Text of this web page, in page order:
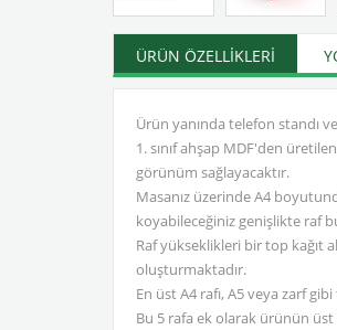
ÜRÜN ÖZELLIKLERI
Ürün yanında telefon standı
1. sınıf ahşap MDF'den
görünüm sağlayacaktır.
Masanız üzerinde A4
koyabileceğiniz genişlikte raf
Raf yükseklikleri bir top kağıt
oluşturmaktadır.
En üst A4 rafı, A5 veya zarf
Bu 5 rafa ek olarak ürünün üst